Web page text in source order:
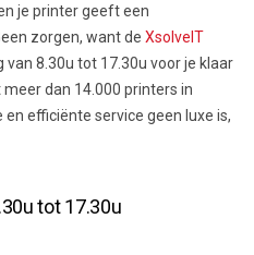
je printer geeft een
zorgen, want de XsolveIT
8.30u tot 17.30u voor je klaar
dan 14.000 printers in
efficiënte service geen luxe is,
tot 17.30u